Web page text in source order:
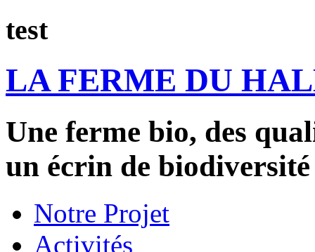
test
LA FERME DU
Une ferme bio, des
un écrin de
Notre Projet
Activités